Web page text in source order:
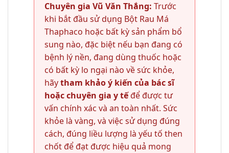
Chuyên gia Vũ Văn Thắng: Trước
khi bắt đầu sử dụng Bột Rau Má
Thaphaco hoặc bất kỳ sản phẩm bổ
sung nào, đặc biệt nếu bạn đang có
bệnh lý nền, đang dùng thuốc hoặc
có bất kỳ lo ngại nào về sức khỏe,
hãytham khảo ý kiến của bác sĩ
hoặc chuyên gia y tếđể được tư
vấn chính xác và an toàn nhất. Sức
khỏe là vàng, và việc sử dụng đúng
cách, đúng liều lượng là yếu tố then
chốt để đạt được hiệu quả mong